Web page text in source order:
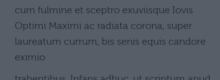
cum fulmine et sceptro exuviisque Iovis
Optimi Maximi ac radiata corona, super
laureatum currum, bis senis equis candore
eximio